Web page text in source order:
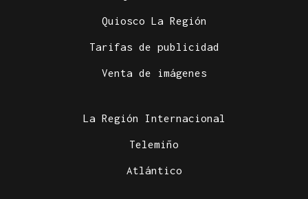
Quiosco La Región
Tarifas de publicidad
Venta de imágenes
La Región Internacional
Telemiño
Atlántico